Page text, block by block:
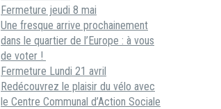
Fermeture jeudi 8 mai
Une fresque arrive prochainement
dans le quartier de l’Europe : à vous
de voter !
Fermeture Lundi 21 avril
Redécouvrez le plaisir du vélo avec
le Centre Communal d’Action Sociale